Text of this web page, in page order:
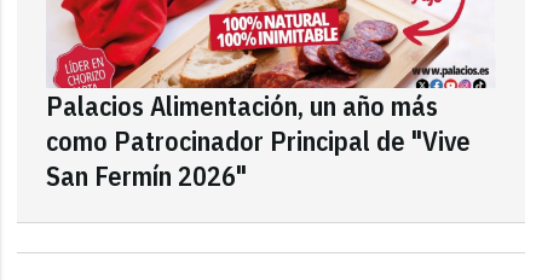
Palacios Alimentación, un año más
como Patrocinador Principal de "Vive
San Fermín 2026"